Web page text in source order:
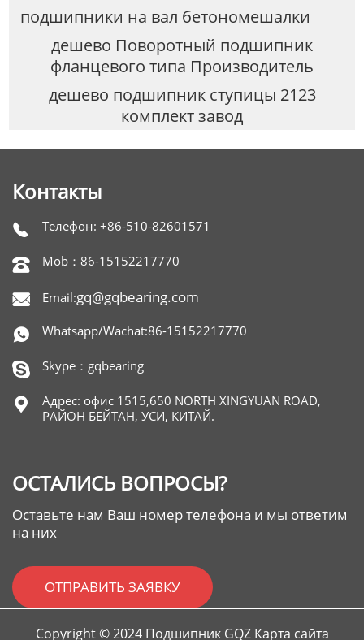
подшипники на вал бетономешалки
дешево Поворотный подшипник
фланцевого типа Производитель
дешево подшипник ступицы 2123
комплект завод
Контакты
 Телефон: +86-510-82601571
 Mob：86-15152217770
 Email:gq@gqbearing.com
 Whatsapp/Wachat:86-15152217770
 Skype：gqbearing

Адрес: офис 1515,650 NORTH XINGYUAN ROAD,
РАЙОН БЕЙТАН, УСИ, КИТАЙ.
ОСТАЛИСЬ ВОПРОСЫ?
Оставьте нам Ваш номер телефона и мы ответим
на них
ОТПРАВИТЬ ЗАЯВКУ
Copyright © 2024 Подшипник GQZ Карта сайта